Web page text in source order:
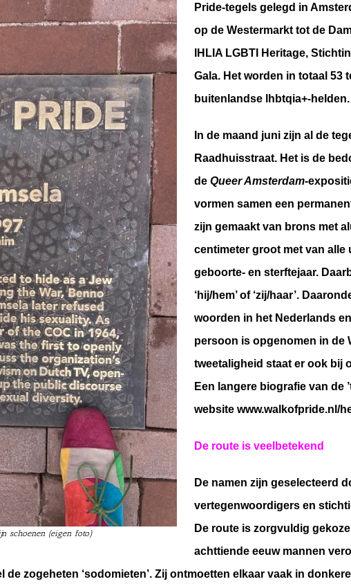
schoenen (eigen foto)
Pride-tegels gelegd in
op de Westermarkt tot de
IHLIA LGBTI Heritage,
Gala. Het worden in totaal 53
buitenlandse lhbtqia+-helden.
In de maand juni zijn al de
Raadhuisstraat. Het is de
de Queer Amsterdam-
vormen samen een
zijn gemaakt van brons met
centimeter groot met van alle
geboorte- en sterftejaar.
‘hij/hem’ of ‘zij/haar’.
woorden in het Nederlands
persoon is opgenomen in de
tweetaligheid staat er ook bij
Een langere biografie van de
website www.walkofpride.nl/
De route is veelbetekend
De namen zijn geselecteerd
vertegenwoordigers en
De route is zorgvuldig
achttiende eeuw mannen
zogeheten ‘sodomieten’. Zij ontmoetten elkaar vaak in